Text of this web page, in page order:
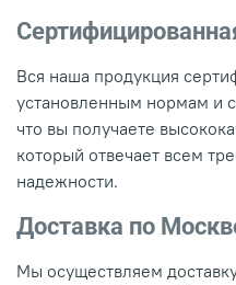
Вся наша продукция
установленным нормам и
что вы получаете
который отвечает всем
надежности.
Доставка по
Мы осуществляем